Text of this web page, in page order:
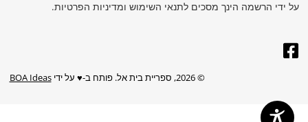
על ידי הרשמה הינך מסכים לתנאי השימוש ומדיניות הפרטיות.
© 2026, ספריית בית אל.פותח ב-♥️ על ידיBOA Ideas
תשלום